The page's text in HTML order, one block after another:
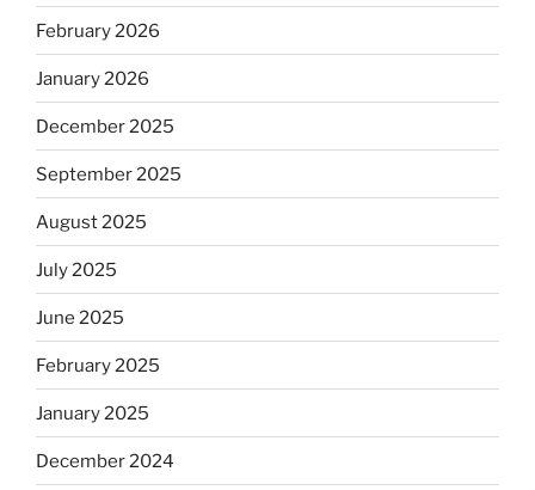
February 2026
January 2026
December 2025
September 2025
August 2025
July 2025
June 2025
February 2025
January 2025
December 2024